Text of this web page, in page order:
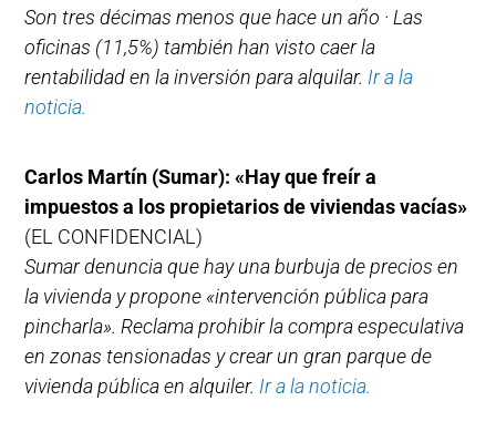
Son tres décimas menos que hace un año · Las
oficinas (11,5%) también han visto caer la
rentabilidad en la inversión para alquilar. Ir a la
noticia.
Carlos Martín (Sumar): «Hay que freír a
impuestos a los propietarios de viviendas vacías»
(EL CONFIDENCIAL)
Sumar denuncia que hay una burbuja de precios en
la vivienda y propone «intervención pública para
pincharla». Reclama prohibir la compra especulativa
en zonas tensionadas y crear un gran parque de
vivienda pública en alquiler. Ir a la noticia.